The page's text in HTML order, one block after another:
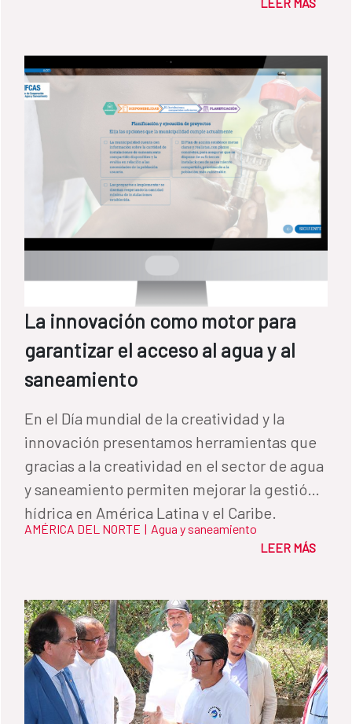
La innovación como motor para
garantizar el acceso al agua y al
saneamiento
En el Día mundial de la creatividad y la
innovación presentamos herramientas que
gracias a la creatividad en el sector de agua
y saneamiento permiten mejorar la gestión
hídrica en América Latina y el Caribe.
AMÉRICA DEL NORTE | Agua y saneamiento
LEER MÁS